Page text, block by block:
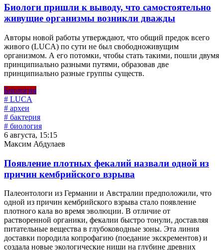
Биологи пришли к выводу, что самостоятельно
живущие организмы возникли дважды
Авторы новой работы утверждают, что общий предок всего
живого (LUCA) по сути не был свободноживущим
организмом. А его потомки, чтобы стать такими, пошли двумя
принципиально разными путями, образовав две
принципиально разные группы существ.
Биология
# LUCA
# археи
# бактерия
# биология
6 августа, 15:15
Максим Абдулаев
Появление плотных фекалий назвали одной из
причин кембрийского взрыва
Палеонтологи из Германии и Австралии предположили, что
одной из причин кембрийского взрыва стало появление
плотного кала во время эволюции. В отличие от
растворенной органики, фекалии быстро тонули, доставляя
питательные вещества в глубоководные зоны. Эта линия
доставки породила копрофагию (поедание экскрементов) и
создала новые экологические ниши на глубине древних